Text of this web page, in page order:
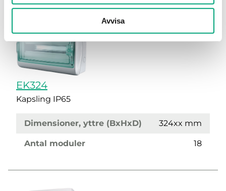
Avvisa
EK324
Kapsling IP65
Dimensioner, yttre (BxHxD) 324xx mm
Antal moduler 18